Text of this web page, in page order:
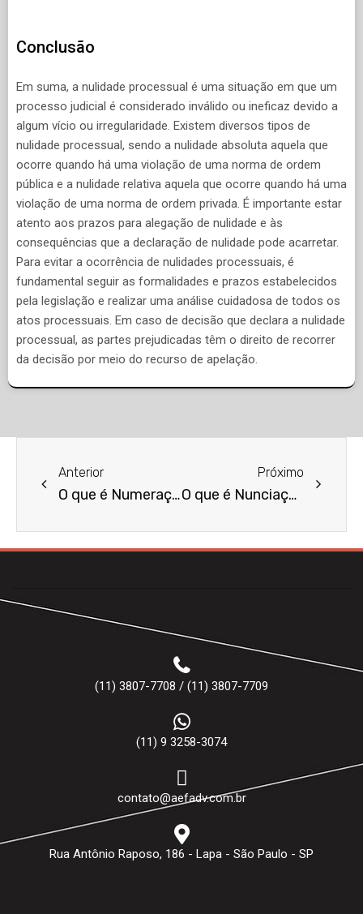
Conclusão
Em suma, a nulidade processual é uma situação em que um
processo judicial é considerado inválido ou ineficaz devido a
algum vício ou irregularidade. Existem diversos tipos de
nulidade processual, sendo a nulidade absoluta aquela que
ocorre quando há uma violação de uma norma de ordem
pública e a nulidade relativa aquela que ocorre quando há uma
violação de uma norma de ordem privada. É importante estar
atento aos prazos para alegação de nulidade e às
consequências que a declaração de nulidade pode acarretar.
Para evitar a ocorrência de nulidades processuais, é
fundamental seguir as formalidades e prazos estabelecidos
pela legislação e realizar uma análise cuidadosa de todos os
atos processuais. Em caso de decisão que declara a nulidade
processual, as partes prejudicadas têm o direito de recorrer
da decisão por meio do recurso de apelação.
Anterior
O que é Numeração de Página?
Próximo
O que é Nunciação de Obra Velha?
(11) 3807-7708 / (11) 3807-7709
(11) 9 3258-3074
contato@aefadv.com.br
Rua Antônio Raposo, 186 - Lapa - São Paulo - SP